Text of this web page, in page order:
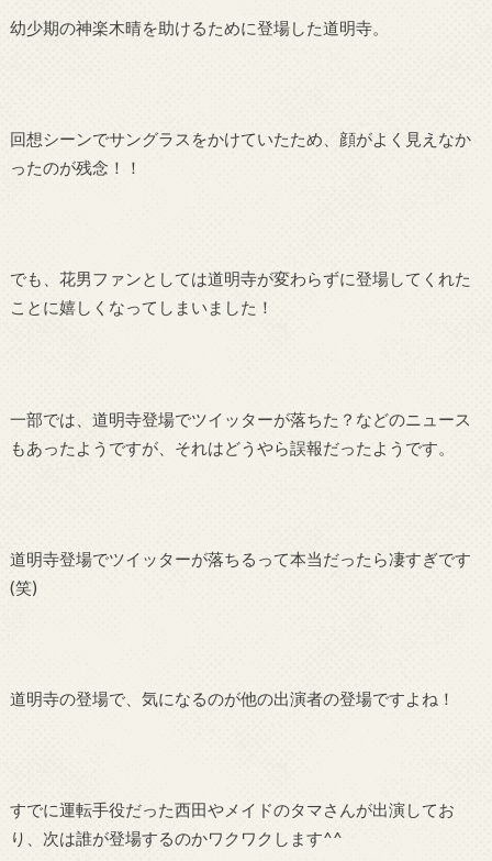
幼少期の神楽木晴を助けるために登場した道明寺。
回想シーンでサングラスをかけていたため、顔がよく見えなか
ったのが残念！！
でも、花男ファンとしては道明寺が変わらずに登場してくれた
ことに嬉しくなってしまいました！
一部では、道明寺登場でツイッターが落ちた？などのニュース
もあったようですが、それはどうやら誤報だったようです。
道明寺登場でツイッターが落ちるって本当だったら凄すぎです
(笑)
道明寺の登場で、気になるのが他の出演者の登場ですよね！
すでに運転手役だった西田やメイドのタマさんが出演してお
り、次は誰が登場するのかワクワクします^^